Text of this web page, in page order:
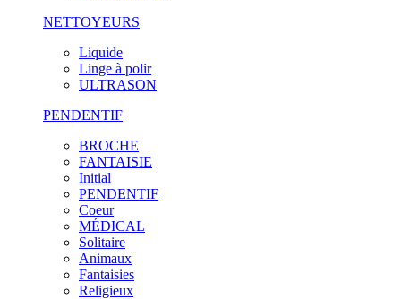
NETTOYEURS
Liquide
Linge à polir
ULTRASON
PENDENTIF
BROCHE
FANTAISIE
Initial
PENDENTIF
Coeur
MÉDICAL
Solitaire
Animaux
Fantaisies
Religieux